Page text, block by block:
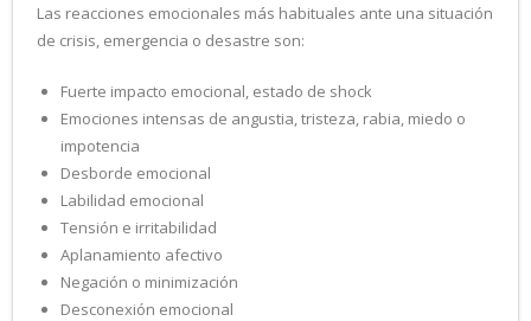
Las reacciones emocionales más habituales ante una situación
de crisis, emergencia o desastre son:
Fuerte impacto emocional, estado de shock
Emociones intensas de angustia, tristeza, rabia, miedo o
impotencia
Desborde emocional
Labilidad emocional
Tensión e irritabilidad
Aplanamiento afectivo
Negación o minimización
Desconexión emocional